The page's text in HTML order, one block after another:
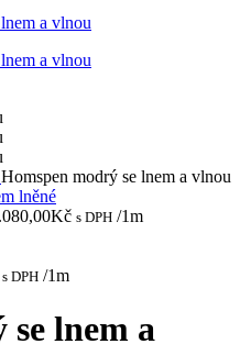
Homspen modrý se lnem a vlnou
Kč s DPH /1m
s DPH /1m
lnem a